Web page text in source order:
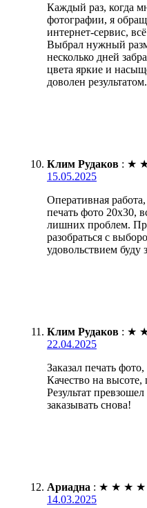
Каждый раз, когда
фотографии, я
интернет-сервис,
Выбрал нужный
несколько дней
цвета яркие и
доволен
Клим Рудаков : ★
15.05.2025
Оперативная
печать фото 20х30,
лишних проблем.
разобраться с
удовольствием буду
Клим Рудаков : ★
22.04.2025
Заказал печать
Качество на
Результат
заказывать снова!
Ариадна : ★ ★ ★ ★
14.03.2025